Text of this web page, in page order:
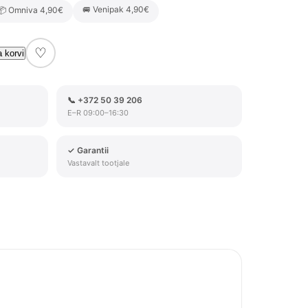
Omniva 4,90€ 🚐 Venipak 4,90€
korvi ♡
📞 +372 50 39 206
E–R 09:00–16:30
✓ Garantii
Vastavalt tootjale